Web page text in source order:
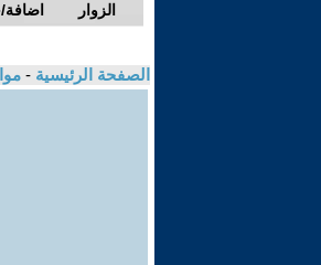
الزوار
الصفحة الرئيسية -